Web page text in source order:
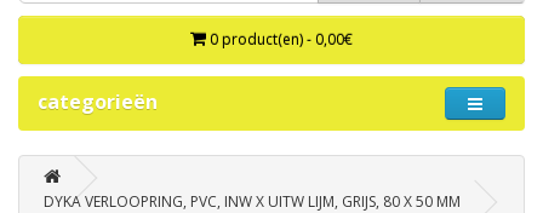
0 product(en) - 0,00€
categorieën
DYKA VERLOOPRING, PVC, INW X UITW LIJM, GRIJS, 80 X 50 MM